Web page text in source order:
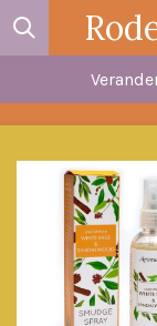
Ga
direct